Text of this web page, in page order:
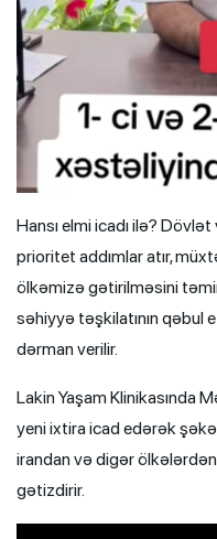
Hansı elmi icadı ilə?
prioritet addımlar atır,
ölkəmizə gətirilməsini
səhiyyə təşkilatının
dərman verilir.
Lakin Yaşam Klinikasında
yeni ixtira icad edərək
irandan və digər
gətizdirir.